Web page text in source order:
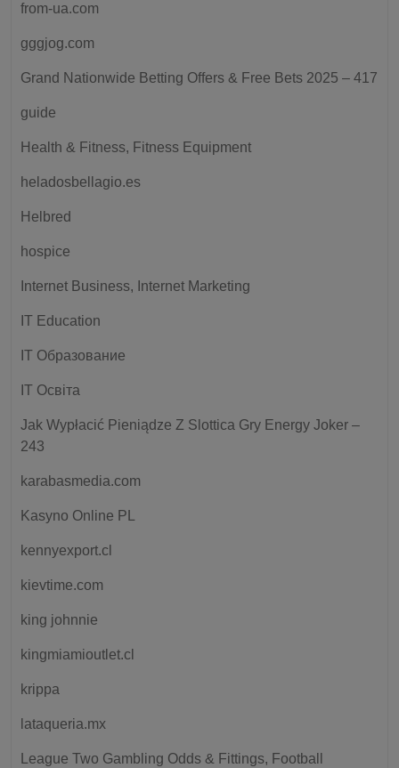
from-ua.com
gggjog.com
Grand Nationwide Betting Offers & Free Bets 2025 – 417
guide
Health & Fitness, Fitness Equipment
heladosbellagio.es
Helbred
hospice
Internet Business, Internet Marketing
IT Education
IT Образование
IT Освіта
Jak Wypłacić Pieniądze Z Slottica Gry Energy Joker –
243
karabasmedia.com
Kasyno Online PL
kennyexport.cl
kievtime.com
king johnnie
kingmiamioutlet.cl
krippa
lataqueria.mx
League Two Gambling Odds & Fittings, Football